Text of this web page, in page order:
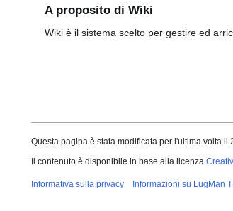
A proposito di Wiki
Wiki è il sistema scelto per gestire ed
Questa pagina è stata modificata per l'ultima volta il
Il contenuto è disponibile in base alla licenza
Informativa sulla privacy Informazioni su LugMan